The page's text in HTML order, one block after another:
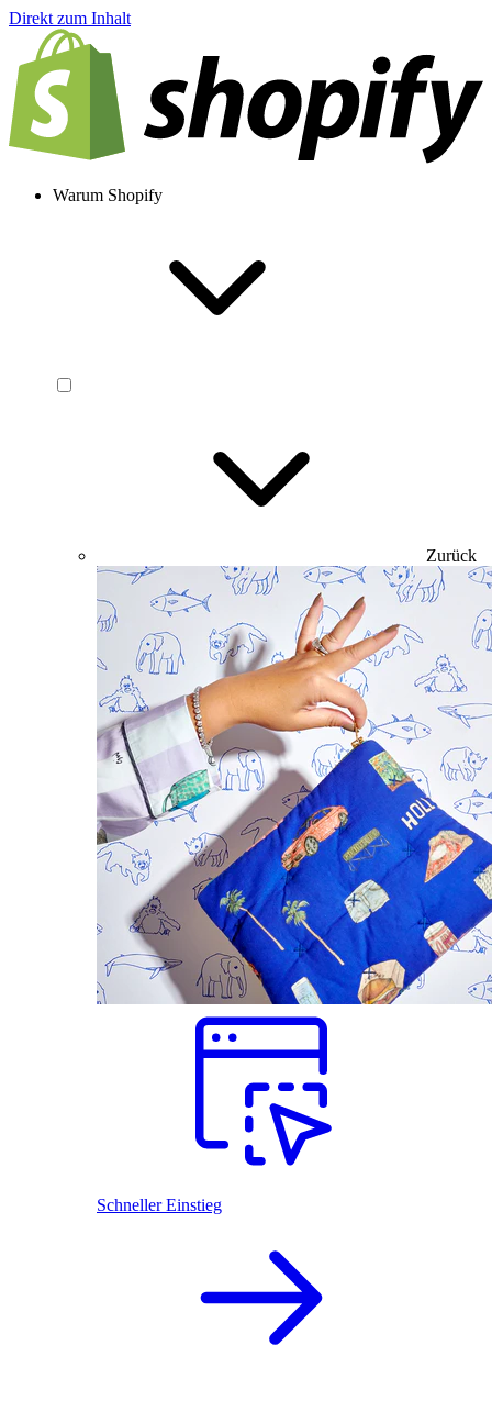
Direkt zum Inhalt
Warum Shopify
Zurück
Schneller Einstieg